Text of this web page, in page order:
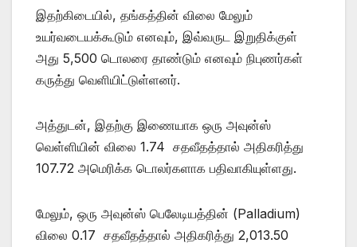
இதற்கிடையில், தங்கத்தின் விலை மேலும்
உயர்வடையக்கூடும் எனவும், இவ்வருட இறுதிக்குள்
அது 5,500 டொலரை தாண்டும் எனவும் நிபுணர்கள்
கருத்து வெளியிட்டுள்ளனர்.
அத்துடன், இதற்கு இணையாக ஒரு அவுன்ஸ்
வெள்ளியின் விலை 1.74 சதவீதத்தால் அதிகரித்து
107.72 அமெரிக்க டொலர்களாக பதிவாகியுள்ளது.
மேலும், ஒரு அவுன்ஸ் பெலேடியத்தின் (Palladium)
விலை 0.17 சதவீதத்தால் அதிகரித்து 2,013.50